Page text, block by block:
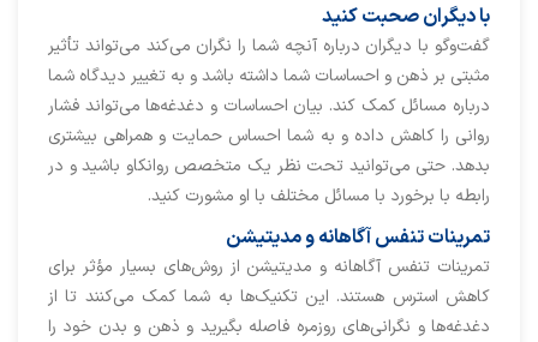
با دیگران صحبت کنید
گفت‌وگو با دیگران درباره آنچه شما را نگران می‌کند می‌تواند تأثیر
مثبتی بر ذهن و احساسات شما داشته باشد و به تغییر دیدگاه شما
درباره مسائل کمک کند. بیان احساسات و دغدغه‌ها می‌تواند فشار
روانی را کاهش داده و به شما احساس حمایت و همراهی بیشتری
بدهد. حتی می‌توانید تحت نظر یک متخصص روانکاو باشید و در
رابطه با برخورد با مسائل مختلف با او مشورت کنید.
تمرینات تنفس آگاهانه و مدیتیشن
تمرینات تنفس آگاهانه و مدیتیشن از روش‌های بسیار مؤثر برای
کاهش استرس هستند. این تکنیک‌ها به شما کمک می‌کنند تا از
دغدغه‌ها و نگرانی‌های روزمره فاصله بگیرید و ذهن و بدن خود را